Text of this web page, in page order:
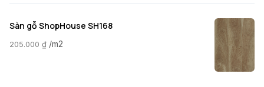
Sàn gỗ ShopHouse SH168
205.000 ₫ /m2